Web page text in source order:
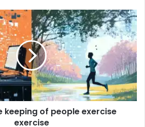
keeping of people exercise
exercise